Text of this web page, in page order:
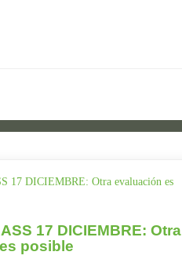
17 DICIEMBRE: Otra
posible